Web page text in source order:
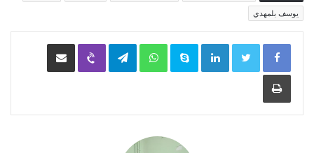
يوسف بلمهدي
LinkedIn
Skype
WhatsApp
Telegram
Viber مشاركة عبر البريد
طباعة